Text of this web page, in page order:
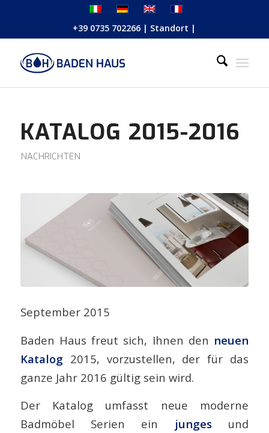
+39 0735 702266 | Standort |
KATALOG 2015-2016
NACHRICHTEN
September 2015
Baden Haus freut sich, Ihnen den neuen
Katalog 2015, vorzustellen, der für das
ganze Jahr 2016 gültig sein wird.
Der Katalog umfasst neue moderne
Badmöbel Serien ein jungesund